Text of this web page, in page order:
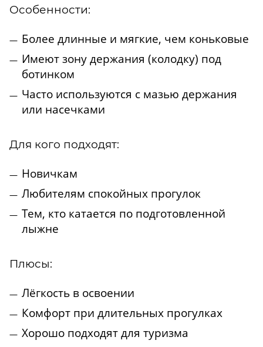
Особенности:
Более длинные и мягкие, чем коньковые
Имеют зону держания (колодку) под
ботинком
Часто используются с мазью держания
или насечками
Для кого подходят:
Новичкам
Любителям спокойных прогулок
Тем, кто катается по подготовленной
лыжне
Плюсы:
Лёгкость в освоении
Комфорт при длительных прогулках
Хорошо подходят для туризма